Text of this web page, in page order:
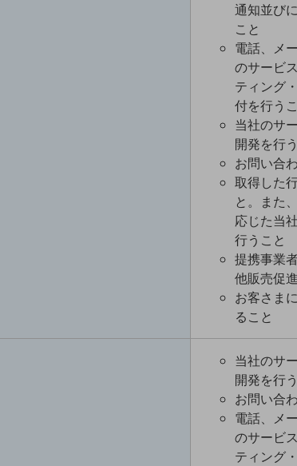
通知並び
こと
電話、メ
のサービ
ティング
付を行う
当社のサ
開発を行
お問い合
取得した
と。また
応じた当
行うこと
提携事業
他販売促
お客さま
ること
当社のサ
開発を行
お問い合
電話、メ
のサービ
ティング